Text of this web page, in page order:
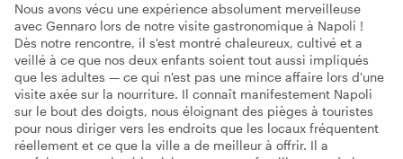
Nous avons vécu une expérience absolument merveilleuse
avec Gennaro lors de notre visite gastronomique à Napoli !
Dès notre rencontre, il s'est montré chaleureux, cultivé et a
veillé à ce que nos deux enfants soient tout aussi impliqués
que les adultes — ce qui n'est pas une mince affaire lors d'une
visite axée sur la nourriture. Il connaît manifestement Napoli
sur le bout des doigts, nous éloignant des pièges à touristes
pour nous diriger vers les endroits que les locaux fréquentent
réellement et ce que la ville a de meilleur à offrir. Il a